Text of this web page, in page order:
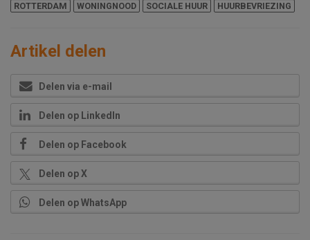
ROTTERDAM
WONINGNOOD SOCIALE HUUR HUURBEVRIEZING
Artikel delen
Delen via e-mail
Delen op LinkedIn
Delen op Facebook
Delen op X
Delen op WhatsApp